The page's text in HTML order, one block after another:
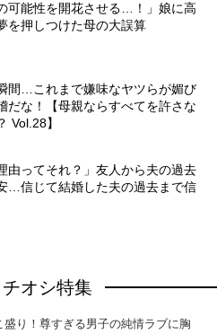
可能性を開花させる…！」娘に高
を押しつけた母の大誤算
間…これまで嫌味なヤツらが媚び
だな！【母親ならすべてを許さな
Vol.28】
由ってそれ？」友人から夫の過去
…信じて結婚した夫の過去まで信
オシ特集
盛り！尊すぎる男子の純情ラブに胸